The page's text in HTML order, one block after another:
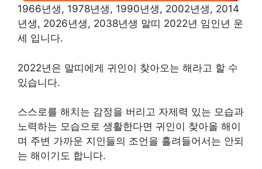
1966년생, 1978년생, 1990년생, 2002년생, 2014
년생, 2026년생, 2038년생 말띠 2022년 임인년 운
세 입니다.
2022년은 말띠에게 귀인이 찾아오는 해라고 할 수
있습니다.
스스로를 해치는 감정을 버리고 자제력 있는 모습과
노력하는 모습으로 생활한다면 귀인이 찾아올 해이
며 주변 가까운 지인들의 조언을 흘려들어서는 안되
는 해이기도 합니다.